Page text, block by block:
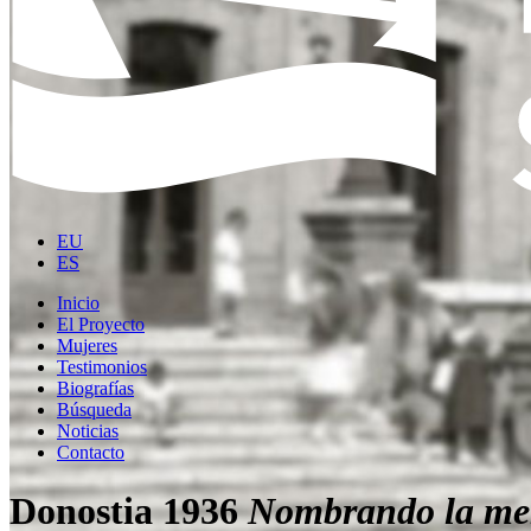
EU
ES
Inicio
El Proyecto
Mujeres
Testimonios
Biografías
Búsqueda
Noticias
Contacto
Donostia 1936Nombrando la